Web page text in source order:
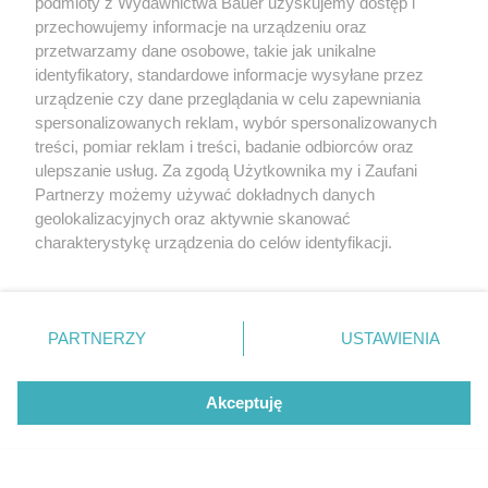
ASTRO
ZODIAK
przechowujemy informacje na urządzeniu oraz
przetwarzamy dane osobowe, takie jak unikalne
identyfikatory, standardowe informacje wysyłane przez
urządzenie czy dane przeglądania w celu zapewniania
spersonalizowanych reklam, wybór spersonalizowanych
treści, pomiar reklam i treści, badanie odbiorców oraz
ulepszanie usług. Za zgodą Użytkownika my i Zaufani
Partnerzy możemy używać dokładnych danych
geolokalizacyjnych oraz aktywnie skanować
charakterystykę urządzenia do celów identyfikacji.
zmienić/wycofać klikając przycisk ustawień prywatności
znajdujący się w lewym dolnym rogu strony
rodzaje przetwarzania danych nie wymagają zgody
użytkownika, ale masz prawo sprzeciwić się takiemu
PARTNERZY USTAWIENIA
Akceptuję